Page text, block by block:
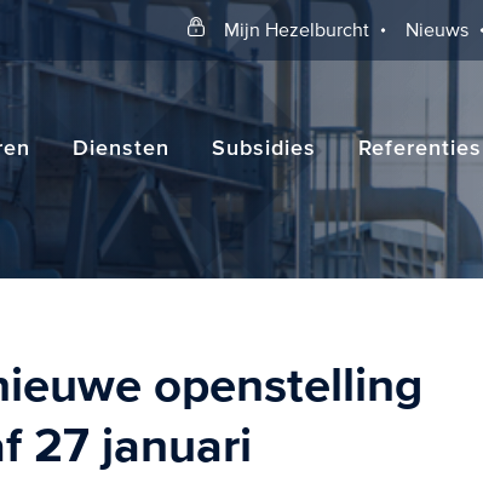
Mijn Hezelburcht Nieuws
Zoeken
Diensten Subsidies Referenties
openstelling
27 januari